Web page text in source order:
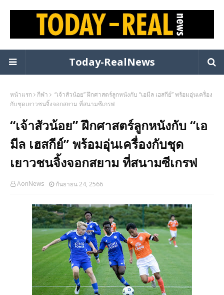
Today-RealNews
หน้าแรก กีฬา
“เจ้าสัวน้อย” ฝึกศาสตร์ลูกหนังกับ “เอมีล เฮสกีย์” พร้อมอุ่นเครื่อง
กับชุดเยาวชนจิ้งจอกสยาม ที่สนามซีเกรฟ
“เจ้าสัวน้อย” ฝึกศาสตร์ลูกหนังกับ “เอ
มีล เฮสกีย์” พร้อมอุ่นเครื่องกับชุด
เยาวชนจิ้งจอกสยาม ที่สนามซีเกรฟ
AonNews กันยายน 24, 2566